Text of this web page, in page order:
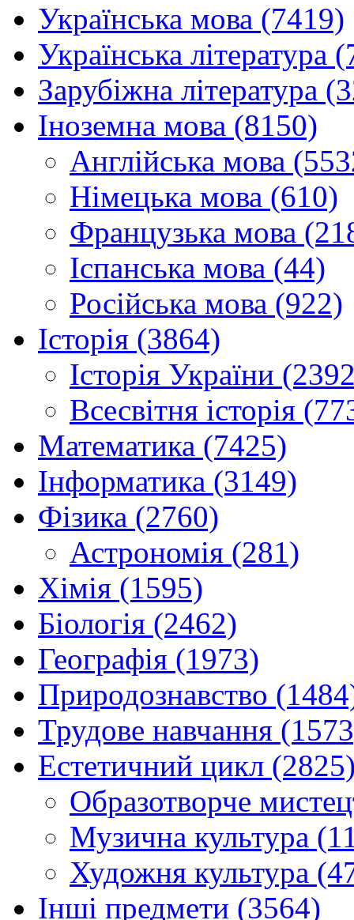
Українська мова (7419)
Українська література
Зарубіжна література
Іноземна мова (8150)
Англійська мова
Німецька мова (610)
Французька мова
Іспанська мова (44)
Російська мова (922)
Історія (3864)
Історія України
Всесвітня історія
Математика (7425)
Інформатика (3149)
Фізика (2760)
Астрономія (281)
Хімія (1595)
Біологія (2462)
Географія (1973)
Природознавство
Трудове навчання
Естетичний цикл
Образотворче
Музична культура
Художня культура
Інші предмети (3564)